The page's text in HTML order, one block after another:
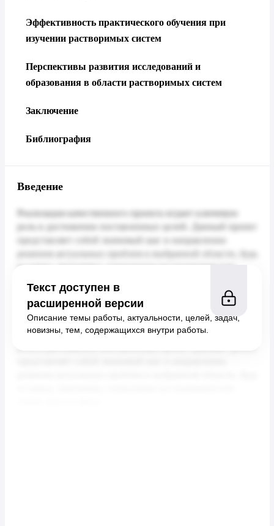
Эффективность практического обучения при
изучении растворимых систем
Перспективы развития исследований и
образования в области растворимых систем
Заключение
Библиография
Введение
Текст доступен в
расширенной версии
Описание темы работы, актуальности, целей, задач,
новизны, тем, содержащихся внутри работы.